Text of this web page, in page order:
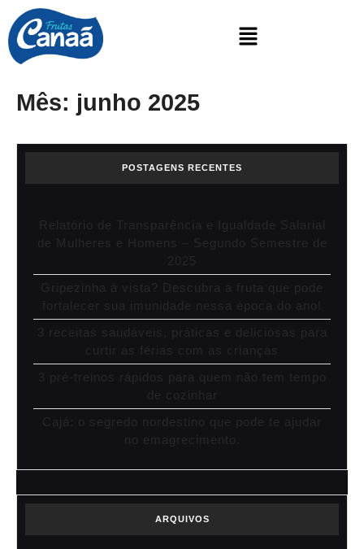
Mês: junho 2025
POSTAGENS RECENTES
Relatório de Transparência e Igualdade Salarial
de Mulheres e Homens – Segundo Semestre de
2025
Gripezinha à vista? Descubra a fruta que pode
fortalecer sua imunidade nessa época do ano!
3 receitas saudáveis, práticas e deliciosas para
curtir as férias com as crianças
3 pré-treinos rápidos para quem não tem tempo
de cozinhar
Cajá: o segredo nordestino que pode te ajudar
no emagrecimento.
ARQUIVOS